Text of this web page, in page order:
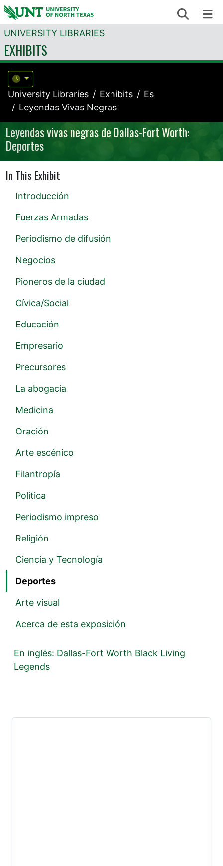
Skip to content Search
UNIVERSITY LIBRARIES
EXHIBITS
University Libraries Exhibits
Es
Leyendas Vivas Negras
Leyendas vivas negras de Dallas-Fort Worth:
Deportes
In This Exhibit
Introducción
Fuerzas Armadas
Periodismo de difusión
Negocios
Pioneros de la ciudad
Cívica/Social
Educación
Empresario
Precursores
La abogacía
Medicina
Oración
Arte escénico
Filantropía
Política
Periodismo impreso
Religión
Ciencia y Tecnología
Deportes
Arte visual
Acerca de esta exposición
En inglés: Dallas-Fort Worth Black Living
Legends